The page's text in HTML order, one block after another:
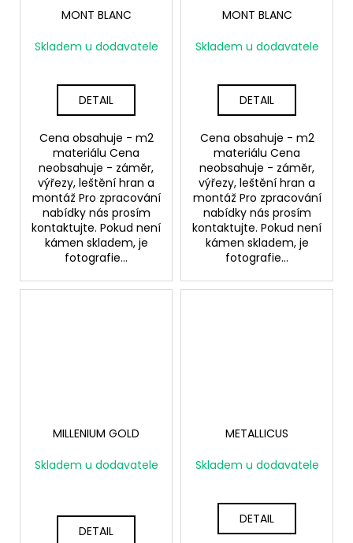
MONT BLANC
Skladem u dodavatele
DETAIL
Cena obsahuje - m2
materiálu Cena
neobsahuje - záměr,
výřezy, leštění hran a
montáž Pro zpracování
nabídky nás prosím
kontaktujte. Pokud není
kámen skladem, je
fotografie...
MONT BLANC
Skladem u dodavatele
DETAIL
Cena obsahuje - m2
materiálu Cena
neobsahuje - záměr,
výřezy, leštění hran a
montáž Pro zpracování
nabídky nás prosím
kontaktujte. Pokud není
kámen skladem, je
fotografie...
MILLENIUM GOLD
Skladem u dodavatele
DETAIL
METALLICUS
Skladem u dodavatele
DETAIL